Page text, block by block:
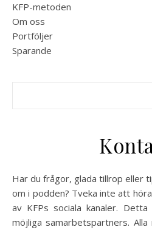
KFP-metoden
Om oss
Portföljer
Sparande
Har du frågor, glada tillrop eller tips på vad jag borde prata
om i podden? Tveka inte att
av KFPs sociala kanaler.
möjliga samarbetspartners.